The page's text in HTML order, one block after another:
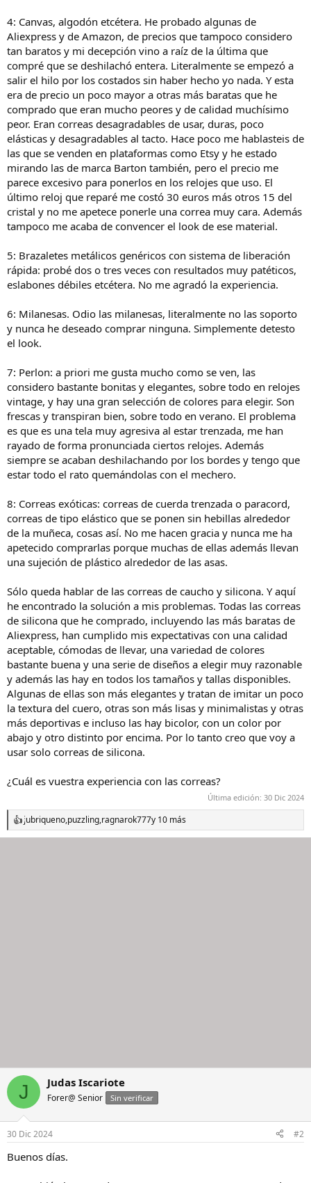
4: Canvas, algodón etcétera. He probado algunas de
Aliexpress y de Amazon, de precios que tampoco considero
tan baratos y mi decepción vino a raíz de la última que
compré que se deshilachó entera. Literalmente se empezó a
salir el hilo por los costados sin haber hecho yo nada. Y esta
era de precio un poco mayor a otras más baratas que he
comprado que eran mucho peores y de calidad muchísimo
peor. Eran correas desagradables de usar, duras, poco
elásticas y desagradables al tacto. Hace poco me hablasteis de
las que se venden en plataformas como Etsy y he estado
mirando las de marca Barton también, pero el precio me
parece excesivo para ponerlos en los relojes que uso. El
último reloj que reparé me costó 30 euros más otros 15 del
cristal y no me apetece ponerle una correa muy cara. Además
tampoco me acaba de convencer el look de ese material.
5: Brazaletes metálicos genéricos con sistema de liberación
rápida: probé dos o tres veces con resultados muy patéticos,
eslabones débiles etcétera. No me agradó la experiencia.
6: Milanesas. Odio las milanesas, literalmente no las soporto
y nunca he deseado comprar ninguna. Simplemente detesto
el look.
7: Perlon: a priori me gusta mucho como se ven, las
considero bastante bonitas y elegantes, sobre todo en relojes
vintage, y hay una gran selección de colores para elegir. Son
frescas y transpiran bien, sobre todo en verano. El problema
es que es una tela muy agresiva al estar trenzada, me han
rayado de forma pronunciada ciertos relojes. Además
siempre se acaban deshilachando por los bordes y tengo que
estar todo el rato quemándolas con el mechero.
8: Correas exóticas: correas de cuerda trenzada o paracord,
correas de tipo elástico que se ponen sin hebillas alrededor
de la muñeca, cosas así. No me hacen gracia y nunca me ha
apetecido comprarlas porque muchas de ellas además llevan
una sujeción de plástico alrededor de las asas.
Sólo queda hablar de las correas de caucho y silicona. Y aquí
he encontrado la solución a mis problemas. Todas las correas
de silicona que he comprado, incluyendo las más baratas de
Aliexpress, han cumplido mis expectativas con una calidad
aceptable, cómodas de llevar, una variedad de colores
bastante buena y una serie de diseños a elegir muy razonable
y además las hay en todos los tamaños y tallas disponibles.
Algunas de ellas son más elegantes y tratan de imitar un poco
la textura del cuero, otras son más lisas y minimalistas y otras
más deportivas e incluso las hay bicolor, con un color por
abajo y otro distinto por encima. Por lo tanto creo que voy a
usar solo correas de silicona.
¿Cuál es vuestra experiencia con las correas?
Última edición: 30 Dic 2024
R
e
jubriqueno,puzzling,ragnarok777y 10 más
J Judas Iscariote
Forer@ Senior Sin verificar
30 Dic 2024 #2
Buenos días.